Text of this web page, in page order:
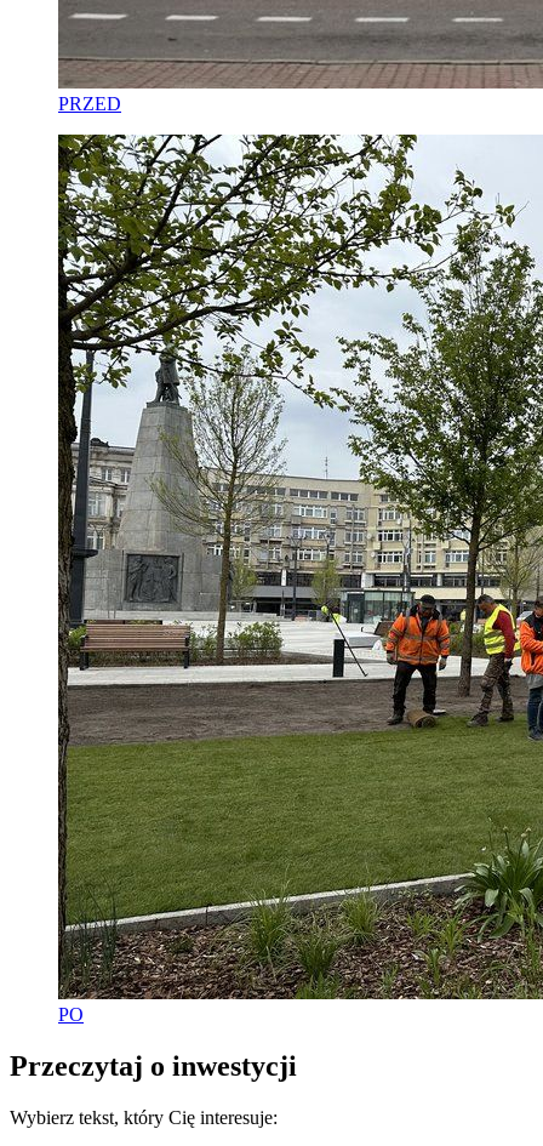
PRZED
PO
Przeczytaj o inwestycji
Wybierz tekst, który Cię interesuje: